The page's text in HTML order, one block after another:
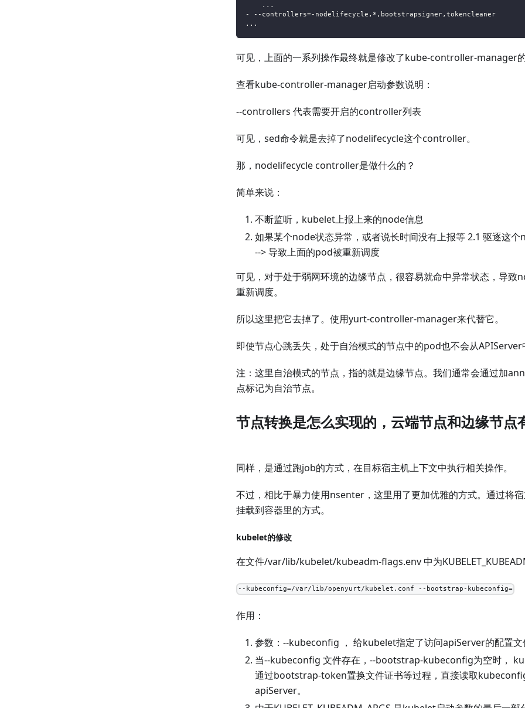
    ...
- --controllers=-nodelifecycle,*,bootstrapsigner,tokencleaner
...
可见，上面的一系列操作最终就是修改了kube-controller-manager的
查看kube-controller-manager启动参数说明：
--controllers 代表需要开启的controller列表
可见，sed命令就是去掉了nodelifecycle这个controller。
那，nodelifecycle controller是做什么的？
简单来说：
不断监听，kubelet上报上来的node信息
如果某个node状态异常，或者说长时间没有上报等 2.1 驱逐这
--> 导致上面的pod被重新调度
可见，对于处于弱网环境的边缘节点，很容易就命中异常状态，导致
重新调度。
所以这里把它去掉了。使用yurt-controller-manager来代替它。
即使节点心跳丢失，处于自治模式的节点中的pod也不会从APIServer
注：这里自治模式的节点，指的就是边缘节点。我们通常会通过加
点标记为自治节点。
节点转换是怎么实现的，云端节点和边缘节点
同样，是通过跑job的方式，在目标宿主机上下文中执行相关操作。
不过，相比于暴力使用nsenter，这里用了更加优雅的方式。通过将
挂载到容器里的方式。
kubelet的修改
在文件/var/lib/kubelet/kubeadm-flags.env 中为
--kubeconfig=/var/lib/openyurt/kubelet.conf --bootstrap-kubeconfig=
作用：
参数：--kubeconfig ， 给kubelet指定了访问apiServer的配置文
当--kubeconfig 文件存在，--bootstrap-kubeconfig为空时，
通过bootstrap-token置换文件证书等过程，直接读取
apiServer。